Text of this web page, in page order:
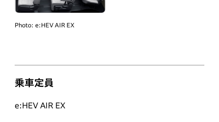
Photo: e:HEV AIR EX
乗車定員
e:HEV AIR EX